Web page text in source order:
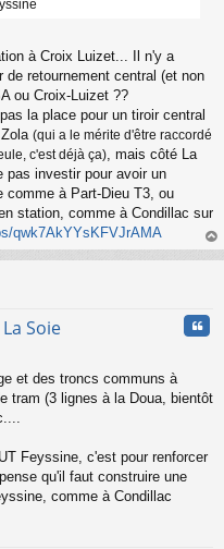
à Croix Luizet... Il n'y a
de retournement central (et non
ou Croix-Luizet ??
la place pour un tiroir central
(qui a le mérite d'être raccordé
c'est déjà ça) , mais côté La
pas investir pour avoir un
comme à Part-Dieu T3, ou
station, comme à Condillac sur
qwk7AkYYsKFVJrAMA
au
Soie
et des troncs communs à
tram (3 lignes à la Doua, bientôt
Feyssine, c'est pour renforcer
qu'il faut construire une
comme à Condillac